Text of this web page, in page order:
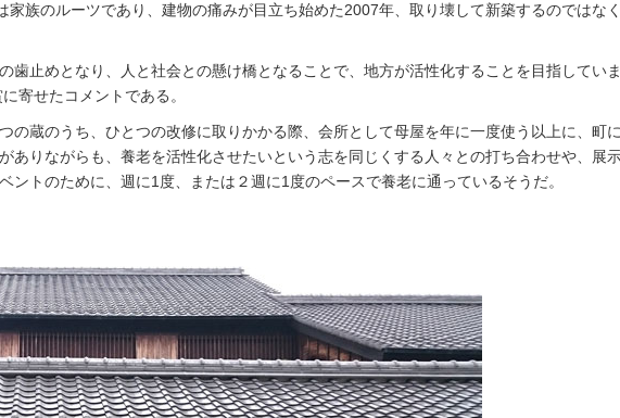
族のルーツであり、建物の痛みが目立ち始めた2007年、取り壊して新築するのではなく
歯止めとなり、人と社会との懸け橋となることで、地方が活性化することを目指していま
寄せたコメントである。
の蔵のうち、ひとつの改修に取りかかる際、会所として母屋を年に一度使う以上に、町
ありながらも、養老を活性化させたいという志を同じくする人々との打ち合わせや、展
トのために、週に1度、または２週に1度のペースで養老に通っているそうだ。